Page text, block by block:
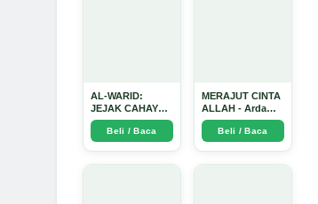
AL-WARID:
JEJAK CAHAYA
DI ANTARA DUA
ZAMAN - Arda
Dinata
Beli / Baca
MERAJUT CINTA
ALLAH - Arda
Dinata
Beli / Baca